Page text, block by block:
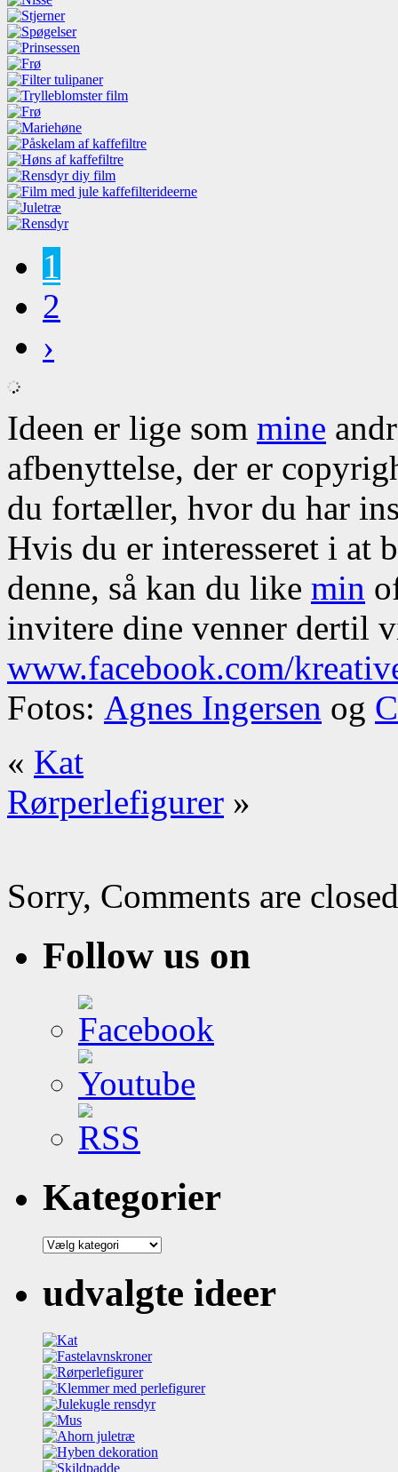
1
2
›
Ideen er lige som mine
afbenyttelse, der er
du fortæller, hvor du har
Hvis du er interesseret i at
denne, så kan du like min
invitere dine venner dertil
www.facebook.com/
Fotos: Agnes Ingersen og
« Kat
Rørperlefigurer »
Sorry, Comments are
Follow us on
Kategorier
Kategorier
udvalgte ideer